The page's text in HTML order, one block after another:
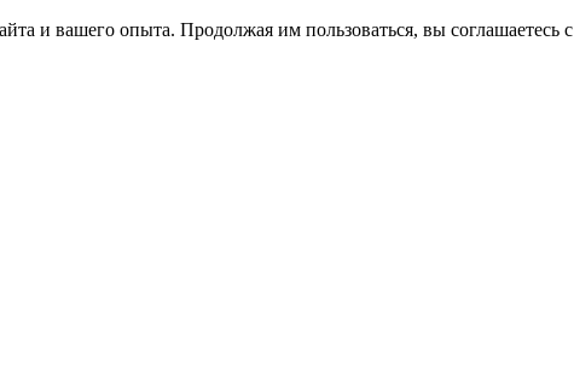
и вашего опыта. Продолжая им пользоваться, вы соглашаетесь с